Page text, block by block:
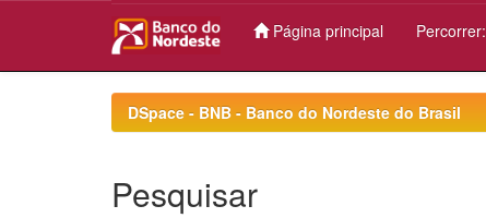
Página principal Percorrer:
DSpace - BNB - Banco do Nordeste do Brasil
Pesquisar